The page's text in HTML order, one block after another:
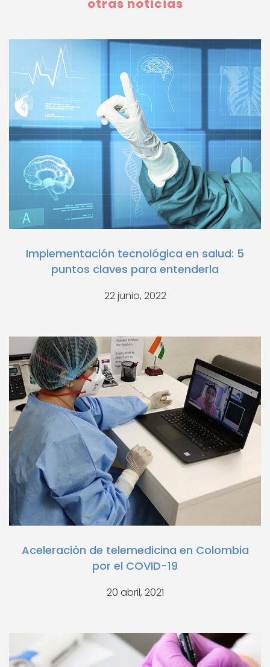
otras noticias
Implementación tecnológica en salud: 5
puntos claves para entenderla
22 junio, 2022
Aceleración de telemedicina en Colombia
por el COVID-19
20 abril, 2021